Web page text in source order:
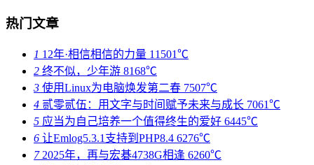
热门文章
1 12年·相信相信的力量 11501℃
2 终不似，少年游 8168℃
3 使用Linux为电脑焕发第二春 7507℃
4 贰零贰伍：用文字与时间赋予未来与成长 7061℃
5 应当为自己培养一个值得终生的爱好 6445℃
6 让Emlog5.3.1支持到PHP8.4 6276℃
72025年，再与宏碁4738G相逢 6260℃